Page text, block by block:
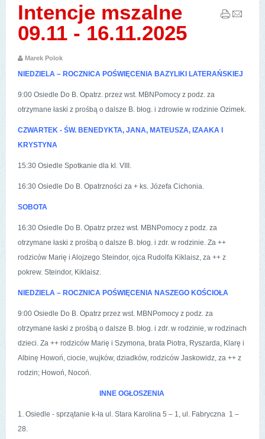
Intencje mszalne
09.11 - 16.11.2025
Marek Polok
NIEDZIELA – ROCZNICA POŚWIĘCENIA BAZYLIKI LATERAŃSKIEJ
9:00 Osiedle Do B. Opatrz. przez wst. MBNPomocy z podz. za
otrzymane łaski z prośbą o dalsze B. błog. i zdrowie w rodzinie Ozimek.
CZWARTEK - ŚW. BENEDYKTA, JANA, MATEUSZA, IZAAKA I
KRYSTYNA
15:30 Osiedle Spotkanie dla kl. VIII.
16:30 Osiedle Do B. Opatrzności za + ks. Józefa Cichonia.
SOBOTA
16:30 Osiedle Do B. Opatrz przez wst. MBNPomocy z podz. za
otrzymane łaski z prośbą o dalsze B. błog. i zdr. w rodzinie. Za ++
rodziców Marię i Alojzego Steindor, ojca Rudolfa Kiklaisz, za ++ z
pokrew. Steindor, Kiklaisz.
NIEDZIELA – ROCZNICA POŚWIĘCENIA NASZEGO KOŚCIOŁA
9:00 Osiedle Do B. Opatrz przez wst. MBNPomocy z podz. za
otrzymane łaski z prośbą o dalsze B. błog. i zdr. w rodzinie, w rodzinach
dzieci. Za ++ rodziców Marię i Szymona, brata Piotra, Ryszarda, Klarę i
Albinę Howoń, ciocie, wujków, dziadków, rodziców Jaskowidz, za ++ z
rodzin; Howoń, Nocoń.
INNE OGŁOSZENIA
1. Osiedle - sprzątanie k-ła ul. Stara Karolina 5 – 1, ul. Fabryczna 1 –
28.